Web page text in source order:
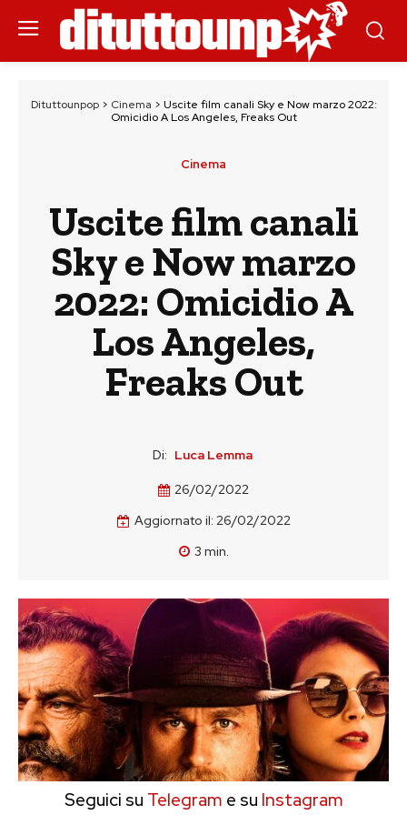
Dituttounpop> Cinema > Uscite film canali Sky e Now marzo 2022:
Omicidio A Los Angeles, Freaks Out
Cinema
Uscite film canali
Sky e Now marzo
2022: Omicidio A
Los Angeles,
Freaks Out
Di: Luca Lemma
26/02/2022
Aggiornato il: 26/02/2022
3 min.
Seguici su Telegram e su Instagram